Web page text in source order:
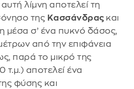
λίμνη αποτελεί τη
της Κασσάνδρας και
μέσα σ’ ένα πυκνό δάσος,
από την επιφάνεια
παρά το μικρό της
αποτελεί ένα
φύσης και